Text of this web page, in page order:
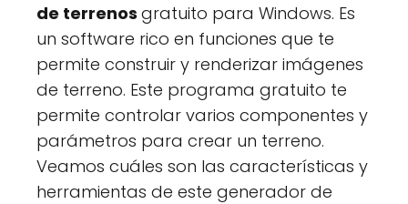
de terrenos gratuito para Windows. Es
un software rico en funciones que te
permite construir y renderizar imágenes
de terreno. Este programa gratuito te
permite controlar varios componentes y
parámetros para crear un terreno.
Veamos cuáles son las características y
herramientas de este generador de